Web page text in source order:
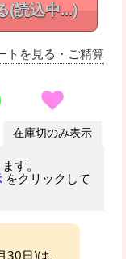
(読込中...)
トを見る ・ご精算
在庫切のみ表示
す。
をクリックして
日)は、